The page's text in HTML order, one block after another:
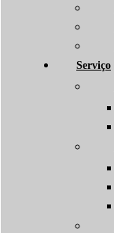
Serviço